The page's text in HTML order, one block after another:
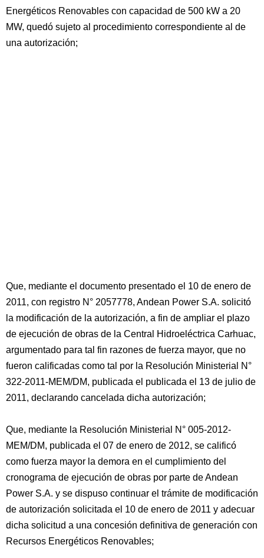
Energéticos Renovables con capacidad de 500 kW a 20
MW, quedó sujeto al procedimiento correspondiente al de
una autorización;
Que, mediante el documento presentado el 10 de enero de
2011, con registro N° 2057778, Andean Power S.A. solicitó
la modificación de la autorización, a fin de ampliar el plazo
de ejecución de obras de la Central Hidroeléctrica Carhuac,
argumentado para tal fin razones de fuerza mayor, que no
fueron calificadas como tal por la Resolución Ministerial N°
322-2011-MEM/DM, publicada el publicada el 13 de julio de
2011, declarando cancelada dicha autorización;
Que, mediante la Resolución Ministerial N° 005-2012-
MEM/DM, publicada el 07 de enero de 2012, se calificó
como fuerza mayor la demora en el cumplimiento del
cronograma de ejecución de obras por parte de Andean
Power S.A. y se dispuso continuar el trámite de modificación
de autorización solicitada el 10 de enero de 2011 y adecuar
dicha solicitud a una concesión definitiva de generación con
Recursos Energéticos Renovables;